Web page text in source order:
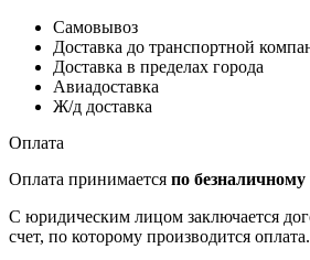
Самовывоз
Доставка до транспортной
Доставка в пределах города
Авиадоставка
Ж/д доставка
Оплата
Оплата принимается по безналичному
С юридическим лицом заключается
счет, по которому производится оплата.